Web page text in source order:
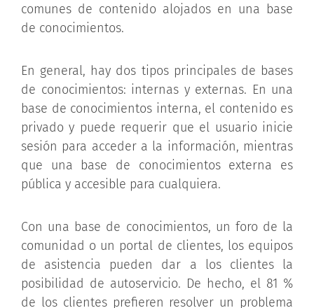
comunes de contenido alojados en una base
de conocimientos.
En general, hay dos tipos principales de bases
de conocimientos: internas y externas. En una
base de conocimientos interna, el contenido es
privado y puede requerir que el usuario inicie
sesión para acceder a la información, mientras
que una base de conocimientos externa es
pública y accesible para cualquiera.
Con una base de conocimientos, un foro de la
comunidad o un portal de clientes, los equipos
de asistencia pueden dar a los clientes la
posibilidad de autoservicio. De hecho, el 81 %
de los clientes prefieren resolver un problema